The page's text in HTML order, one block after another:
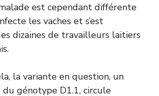
est cependant différente
les vaches et s’est
dizaines de travailleurs laitiers
la variante en question, un
du génotype D1.1, circule